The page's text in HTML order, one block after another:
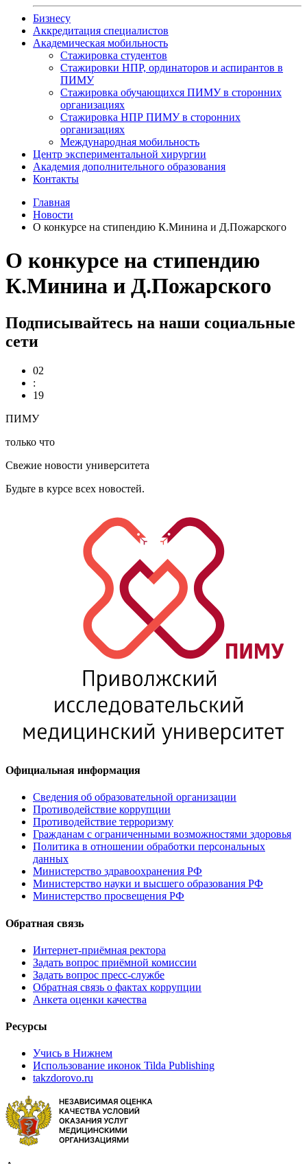
Бизнесу
Аккредитация специалистов
Академическая мобильность
Стажировка студентов
Стажировки НПР, ординаторов и аспирантов в
ПИМУ
Стажировка обучающихся ПИМУ в сторонних
организациях
Стажировка НПР ПИМУ в сторонних
организациях
Международная мобильность
Центр экспериментальной хирургии
Академия дополнительного образования
Контакты
Главная
Новости
О конкурсе на стипендию К.Минина и Д.Пожарского
О конкурсе на стипендию
К.Минина и Д.Пожарского
Подписывайтесь на наши социальные
сети
02
:
19
ПИМУ
только что
Свежие новости университета
Будьте в курсе всех новостей.
Официальная информация
Сведения об образовательной организации
Противодействие коррупции
Противодействие терроризму
Гражданам с ограниченными возможностями здоровья
Политика в отношении обработки персональных
данных
Министерство здравоохранения РФ
Министерство науки и высшего образования РФ
Министерство просвещения РФ
Обратная связь
Интернет-приёмная ректора
Задать вопрос приёмной комиссии
Задать вопрос пресс-службе
Обратная связь о фактах коррупции
Анкета оценки качества
Ресурсы
Учись в Нижнем
Использование иконок Tilda Publishing
takzdorovo.ru